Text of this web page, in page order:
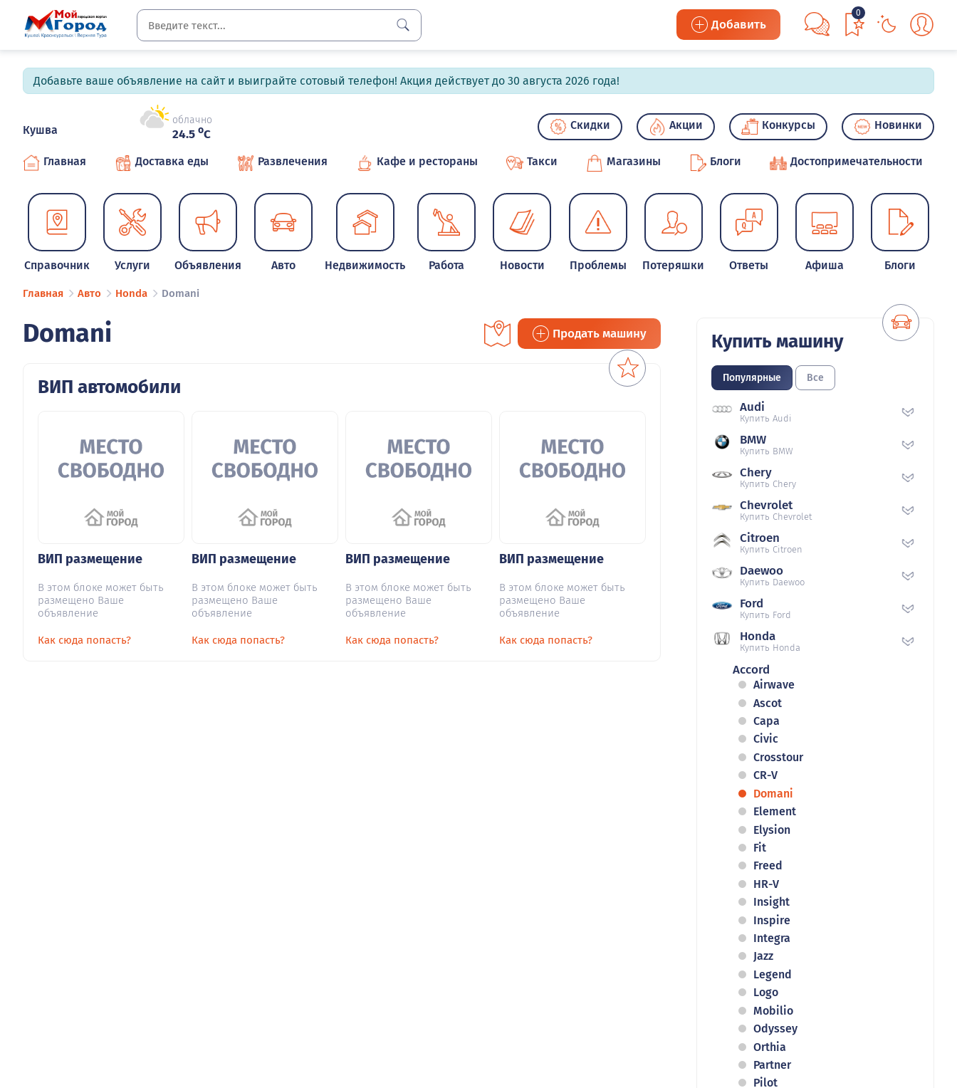
Добавить
0
Добавьте ваше объявление на сайт и выиграйте сотовый телефон! Акция действует до 30 августа 2026 года!
Кушва
облачно
24.5 oC
Скидки Акции Конкурсы Новинки
Главная Доставка еды Развлечения Кафе и рестораны Такси Магазины Блоги Достопримечательности
Справочник Услуги Объявления Авто Недвижимость Работа Новости Проблемы Потеряшки Ответы Афиша Блоги
Главная Авто Honda Domani
Domani Продать машину
ВИП автомобили
ВИП размещение
В этом блоке может быть
размещено Ваше
объявление
Как сюда попасть?
ВИП размещение
В этом блоке может быть
размещено Ваше
объявление
Как сюда попасть?
ВИП размещение
В этом блоке может быть
размещено Ваше
объявление
Как сюда попасть?
ВИП размещение
В этом блоке может быть
размещено Ваше
объявление
Как сюда попасть?
Купить машину
Популярные Все
Audi
Купить Audi
BMW
Купить BMW
Chery
Купить Chery
Chevrolet
Купить Chevrolet
Citroen
Купить Citroen
Daewoo
Купить Daewoo
Ford
Купить Ford
Honda
Купить Honda
Accord
Airwave
Ascot
Capa
Civic
Crosstour
CR-V
Domani
Element
Elysion
Fit
Freed
HR-V
Insight
Inspire
Integra
Jazz
Legend
Logo
Mobilio
Odyssey
Orthia
Partner
Pilot